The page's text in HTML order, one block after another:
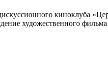
киноклуба
художественного